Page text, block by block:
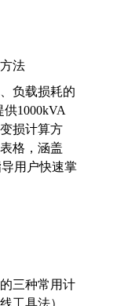
法
负载损耗的
供1000kVA
损计算方
格，涵盖
用户快速掌
三种常用计
工具法），